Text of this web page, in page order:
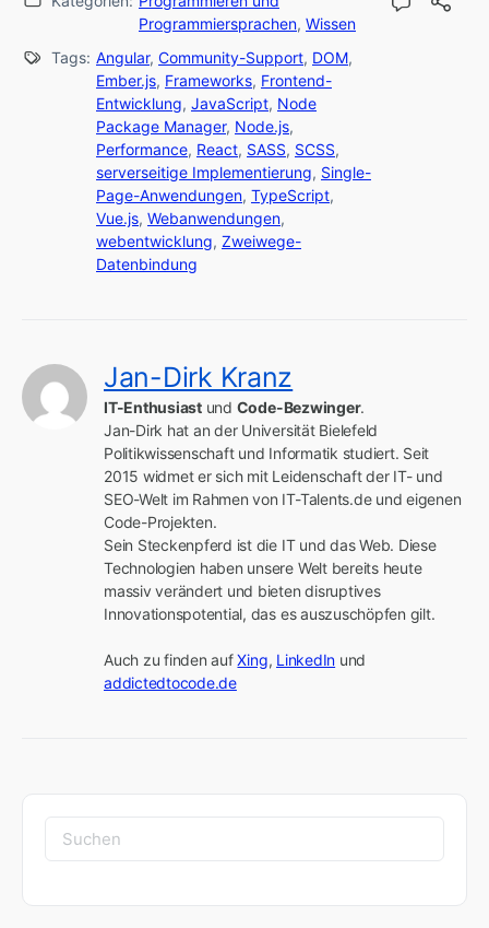
Programmiersprachen, Wissen
Tags: Angular, Community-Support, DOM,
Ember.js, Frameworks, Frontend-
Entwicklung, JavaScript, Node
Package Manager, Node.js,
Performance, React, SASS, SCSS,
serverseitige Implementierung, Single-
Page-Anwendungen, TypeScript,
Vue.js, Webanwendungen,
webentwicklung, Zweiwege-
Datenbindung
Jan-Dirk Kranz
IT-Enthusiast und Code-Bezwinger.
Jan-Dirk hat an der Universität Bielefeld
Politikwissenschaft und Informatik studiert. Seit
2015 widmet er sich mit Leidenschaft der IT- und
SEO-Welt im Rahmen von IT-Talents.de und eigenen
Code-Projekten.
Sein Steckenpferd ist die IT und das Web. Diese
Technologien haben unsere Welt bereits heute
massiv verändert und bieten disruptives
Innovationspotential, das es auszuschöpfen gilt.
Auch zu finden auf Xing, LinkedIn
addictedtocode.de
Suchen
nach: